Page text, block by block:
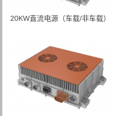
20KW直流电源（车载/非车载）